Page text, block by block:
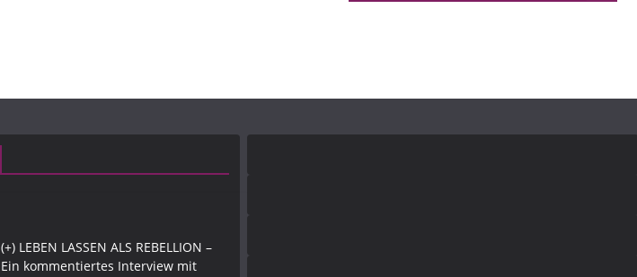
(+) LEBEN LASSEN ALS REBELLION –
Ein kommentiertes Interview mit